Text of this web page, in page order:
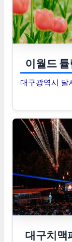
이월드
대구광역시 달
대구치맥